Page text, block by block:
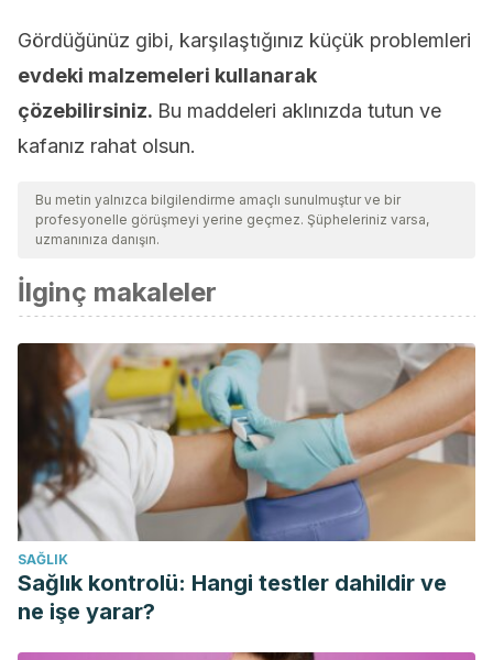
Gördüğünüz gibi, karşılaştığınız küçük problemleri
evdeki malzemeleri kullanarak
çözebilirsiniz. Bu maddeleri aklınızda tutun ve
kafanız rahat olsun.
Bu metin yalnızca bilgilendirme amaçlı sunulmuştur ve bir
profesyonelle görüşmeyi yerine geçmez. Şüpheleriniz varsa,
uzmanınıza danışın.
İlginç makaleler
SAĞLIK
Sağlık kontrolü: Hangi testler dahildir ve
ne işe yarar?